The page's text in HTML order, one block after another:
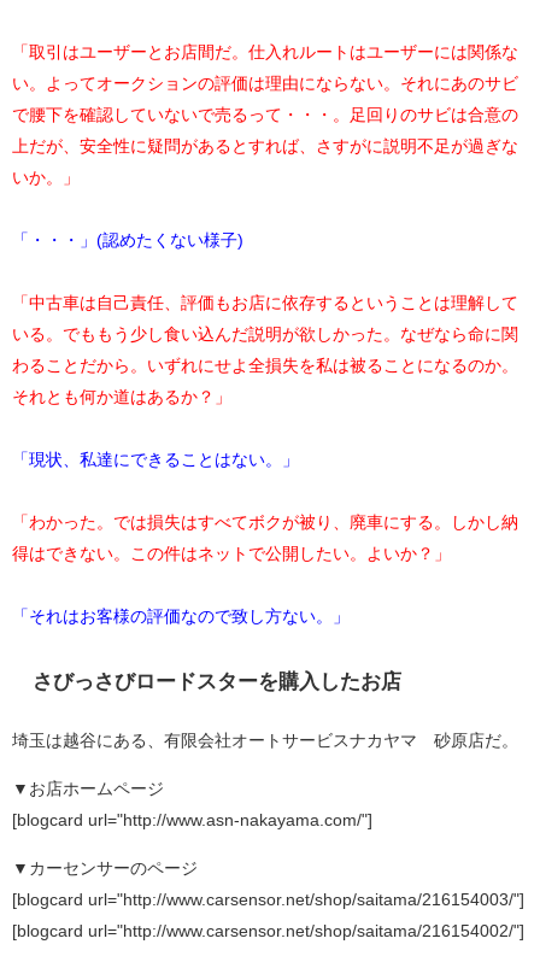
「取引はユーザーとお店間だ。仕入れルートはユーザーには関係な
い。よってオークションの評価は理由にならない。それにあのサビ
で腰下を確認していないで売るって・・・。足回りのサビは合意の
上だが、安全性に疑問があるとすれば、さすがに説明不足が過ぎな
いか。」
「・・・」(認めたくない様子)
「中古車は自己責任、評価もお店に依存するということは理解して
いる。でももう少し食い込んだ説明が欲しかった。なぜなら命に関
わることだから。いずれにせよ全損失を私は被ることになるのか。
それとも何か道はあるか？」
「現状、私達にできることはない。」
「わかった。では損失はすべてボクが被り、廃車にする。しかし納
得はできない。この件はネットで公開したい。よいか？」
「それはお客様の評価なので致し方ない。」
さびっさびロードスターを購入したお店
埼玉は越谷にある、有限会社オートサービスナカヤマ 砂原店だ。
▼お店ホームページ
[blogcard url="http://www.asn-nakayama.com/"]
▼カーセンサーのページ
[blogcard url="http://www.carsensor.net/shop/saitama/216154003/"]
[blogcard url="http://www.carsensor.net/shop/saitama/216154002/"]